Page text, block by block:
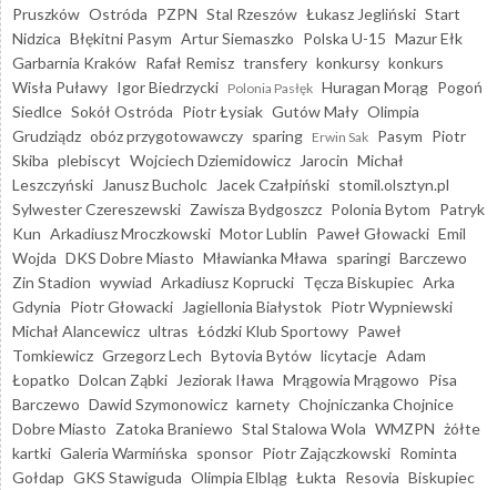
Pruszków Ostróda PZPN Stal Rzeszów Łukasz Jegliński Start
Nidzica Błękitni Pasym Artur Siemaszko Polska U-15 Mazur Ełk
Garbarnia Kraków Rafał Remisz transfery konkursy konkurs
Wisła Puławy Igor Biedrzycki Polonia Pasłęk Huragan Morąg Pogoń
Siedlce Sokół Ostróda Piotr Łysiak Gutów Mały Olimpia
Grudziądz obóz przygotowawczy sparing Erwin Sak Pasym Piotr
Skiba plebiscyt Wojciech Dziemidowicz Jarocin Michał
Leszczyński
Janusz Bucholc Jacek Czałpiński stomil.olsztyn.pl
Sylwester Czereszewski Zawisza Bydgoszcz Polonia Bytom Patryk
Kun Arkadiusz Mroczkowski Motor Lublin Paweł Głowacki Emil
Wojda DKS Dobre Miasto Mławianka Mława sparingi Barczewo
Zin Stadion wywiad Arkadiusz Koprucki Tęcza Biskupiec Arka
Gdynia Piotr Głowacki Jagiellonia Białystok Piotr Wypniewski
Michał Alancewicz ultras Łódzki Klub Sportowy Paweł
Tomkiewicz Grzegorz Lech Bytovia Bytów licytacje Adam
Łopatko Dolcan Ząbki Jeziorak Iława Mrągowia Mrągowo Pisa
Barczewo Dawid Szymonowicz karnety Chojniczanka Chojnice
Dobre Miasto Zatoka Braniewo Stal Stalowa Wola WMZPN żółte
kartki Galeria Warmińska sponsor Piotr Zajączkowski Rominta
Gołdap GKS Stawiguda Olimpia Elbląg Łukta Resovia Biskupiec